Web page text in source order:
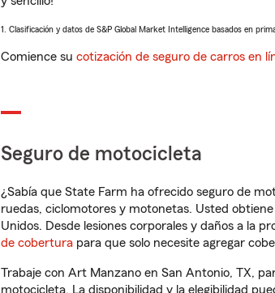
1. Clasificación y datos de S&P Global Market Intelligence basados en
Comience su cotización de seguro de carros en
Seguro de motocicleta
¿Sabía que State Farm ha ofrecido seguro de
ruedas, ciclomotores y motonetas. Usted
Unidos. Desde lesiones corporales y daños a la
de cobertura para que solo necesite agregar
Trabaje con Art Manzano en San Antonio, TX,
motocicleta. La disponibilidad y la elegibilidad